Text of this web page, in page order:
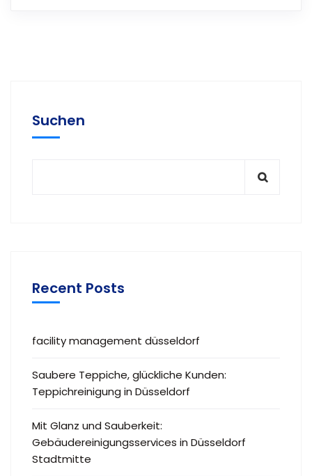
Suchen
Recent Posts
facility management düsseldorf
Saubere Teppiche, glückliche Kunden:
Teppichreinigung in Düsseldorf
Mit Glanz und Sauberkeit:
Gebäudereinigungsservices in Düsseldorf
Stadtmitte